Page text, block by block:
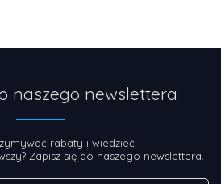
naszego newslettera
rabaty i wiedzieć
Zapisz się do naszego newslettera.